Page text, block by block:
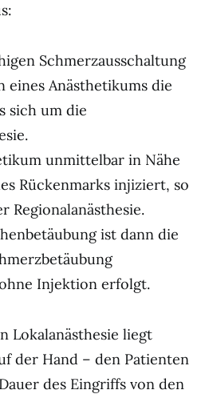
Schmerzausschaltung
Anästhetikums die
sich um die
unmittelbar in Nähe
Rückenmarks injiziert, so
Regionalanästhesie.
ist dann die
Injektion erfolgt.
Lokalanästhesie liegt
der Hand – den Patienten
des Eingriffs von den